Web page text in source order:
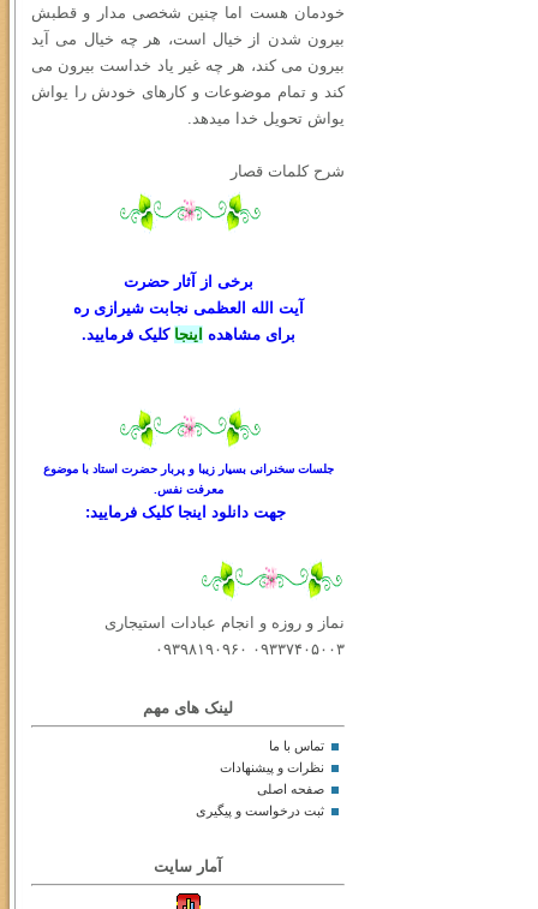
خودمان هست اما چنین شخصی مدار و قطبش
بیرون شدن از خیال است، هر چه خیال می آید
بیرون می کند، هر چه غیر یاد خداست بیرون می
کند و تمام موضوعات و کارهای خودش را یواش
یواش تحویل خدا میدهد.
شرح کلمات قصار
برخی از آثار حضرت
آیت الله العظمی نجابت شیرازی ره
برای مشاهده اینجا کلیک فرمایید.
جلسات سخنرانی بسیار زیبا و پربار حضرت استاد با موضوع
معرفت نفس.
جهت دانلود اینجا کلیک فرمایید:
نماز و روزه و انجام عبادات استیجاری
۰۹۳۳۷۴۰۵۰۰۳ ۰۹۳۹۸۱۹۰۹۶۰
لینک های مهم
تماس با ما
نظرات و پیشنهادات
صفحه اصلی
ثبت درخواست و پیگیری
آمار سایت